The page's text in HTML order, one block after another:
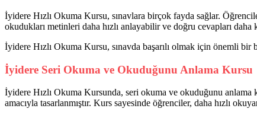
İyidere Hızlı Okuma Kursu, sınavlara birçok fayda sağlar.
okudukları metinleri daha hızlı anlayabilir ve doğru cevapları
İyidere Hızlı Okuma Kursu, sınavda başarılı olmak için önemli
İyidere Seri Okuma ve Okuduğunu Anlama Kursu
İyidere Hızlı Okuma Kursunda, seri okuma ve okuduğunu anlama
amacıyla tasarlanmıştır. Kurs sayesinde öğrenciler, daha hızlı